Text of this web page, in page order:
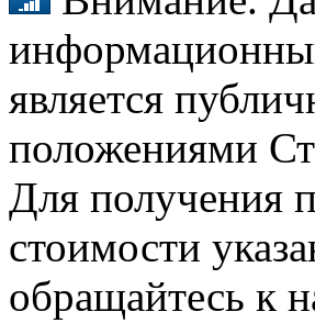
является
положениями
Для получения
стоимости
обращайтесь к